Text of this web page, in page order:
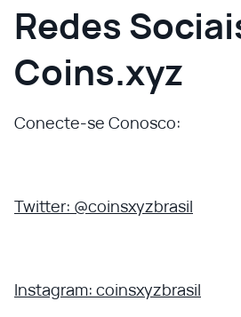
Redes
Coins.xyz
Conecte-se Conosco:
Twitter: @coinsxyzbrasil
Instagram: coinsxyzbrasil